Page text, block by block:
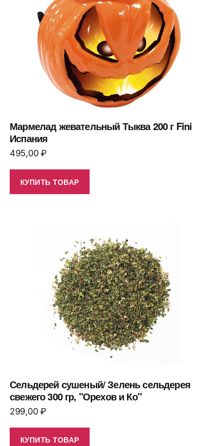
Мармелад жевательный Тыква 200 г Fini
Испания
495,00₽
КУПИТЬ ТОВАР
Сельдерей сушеный/ Зелень сельдерея
свежего 300 гр, "Орехов и Ко"
299,00₽
КУПИТЬ ТОВАР